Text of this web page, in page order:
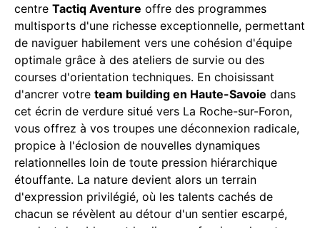
centre Tactiq Aventure offre des programmes
multisports d'une richesse exceptionnelle, permettant
de naviguer habilement vers une cohésion d'équipe
optimale grâce à des ateliers de survie ou des
courses d'orientation techniques. En choisissant
d'ancrer votre team building en Haute-Savoie dans
cet écrin de verdure situé vers La Roche-sur-Foron,
vous offrez à vos troupes une déconnexion radicale,
propice à l'éclosion de nouvelles dynamiques
relationnelles loin de toute pression hiérarchique
étouffante. La nature devient alors un terrain
d'expression privilégié, où les talents cachés de
chacun se révèlent au détour d'un sentier escarpé,